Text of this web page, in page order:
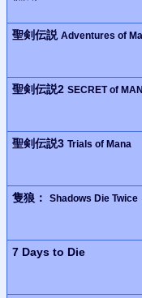
聖剣伝説 Adventures of
聖剣伝説2 SECRET of
聖剣伝説3 Trials of Mana
隻狼：
Shadows Die Twice
7 Days to Die